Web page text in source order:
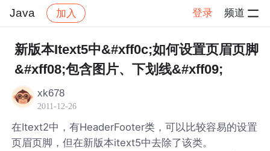
Java 加入 登录 频道
社区 Java 帖子详情
新版本Itext5中&#xff0c;如何设置页眉页脚
&#xff08;包含图片、下划线&#xff09;
xk678
2011-12-26
在Itext2中，有HeaderFooter类，可以比较容易的设置
页眉页脚，但在新版本itext5中去除了该类。